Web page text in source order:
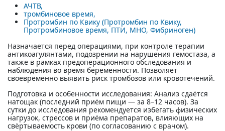
АЧТВ,
тромбиновое время,
Протромбин по Квику (Протромбин по Квику,
Протромбиновое время, ПТИ, МНО, Фибриноген)
Назначается перед операциями, при контроле терапии
антикоагулянтами, подозрении на нарушения гемостаза, а
также в рамках предоперационного обследования и
наблюдения во время беременности. Позволяет
своевременно выявить риск тромбозов или кровотечений.
Подготовка и особенности исследования: Анализ сдаётся
натощак (последний приём пищи — за 8–12 часов). За
сутки до исследования рекомендуется избегать физических
нагрузок, стрессов и приёма препаратов, влияющих на
свёртываемость крови (по согласованию с врачом).